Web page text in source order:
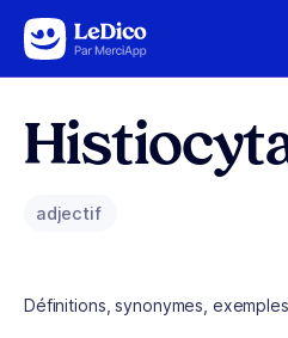
Aller au contenu
adjectif
Définitions, synonymes,